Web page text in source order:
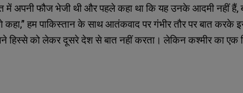
में अपनी फौज भेजी थी और पहले कहा था कि यह उनके आदमी नहीं हैं,
हम पाकिस्तान के साथ आतंकवाद पर गंभीर तौर पर बात करके
हिस्से को लेकर दूसरे देश से बात नहीं करता। लेकिन कश्मीर का एक